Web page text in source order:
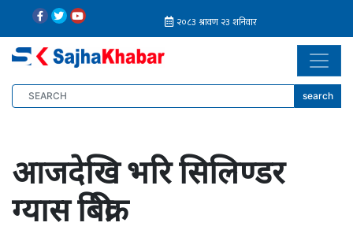
search
आजदेखि भरि सिलिण्डर
ग्यास बिक्री